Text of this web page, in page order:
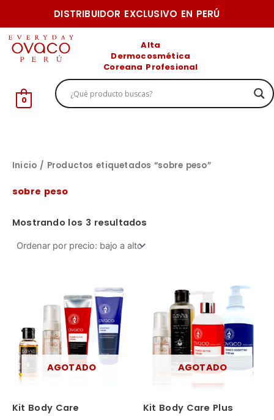
DISTRIBUIDOR EXCLUSIVO EN PERÚ
al
contenido
Alta
Dermocosmética
Coreana Profesional
0
c
i
c
i
Inicio / Productos etiquetados “sobre peso”
sobre peso
Mostrando los 3 resultados
Ordenado
por
precio:
bajo
a
AGOTADO
Kit Body Care
AGOTADO
Kit Body Care Plus